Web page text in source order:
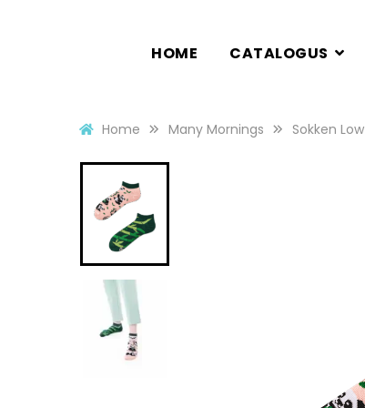
HOME CATALOGUS
Home Many Mornings Sokken Low